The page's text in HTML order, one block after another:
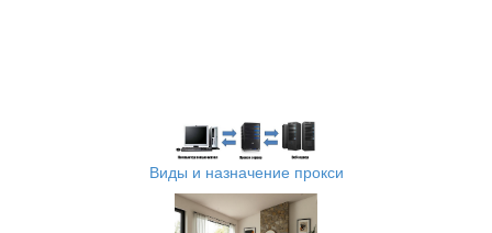
Виды и назначение прокси